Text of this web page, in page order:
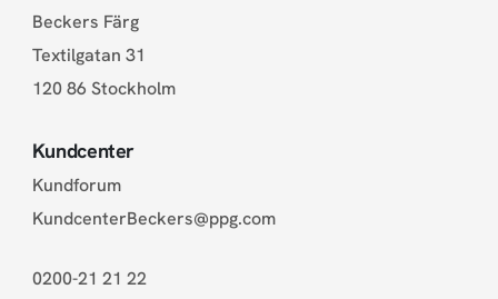
Beckers Färg
Textilgatan 31
120 86 Stockholm
Kundcenter
Kundforum
KundcenterBeckers@ppg.com
0200-21 21 22